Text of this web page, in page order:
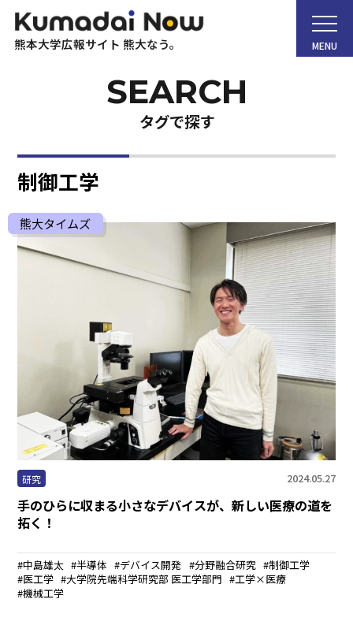
熊本大学広報サイト 熊大なう。
タグで探す
制御工学
熊大タイムズ
研究 2024.05.27
手のひらに収まる小さなデバイスが、新しい医療の道を
拓く！
中島雄太 半導体 デバイス開発 分野融合研究
制御工学
医工学
大学院先端科学研究部 医工学部門
工学×医療
機械工学
MENU
ホーム
Kumadai Now（熊大なう。）とは
熊大チャンネル
まちなかキャンパス
熊大通信
メディア・報道機関の方々へ
熊大メールマガジン登録のご案内
翻訳 自動翻訳について